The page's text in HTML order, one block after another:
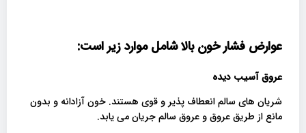
عوارض فشار خون بالا شامل موارد زیر است:
عروق آسیب دیده
شریان های سالم انعطاف پذیر و قوی هستند. خون آزادانه و بدون
مانع از طریق عروق و عروق سالم جریان می یابد.